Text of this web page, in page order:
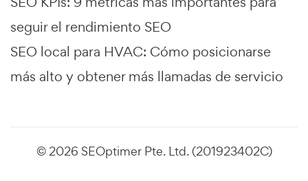
seguir el rendimiento SEO
SEO local para HVAC: Cómo posicionarse
más alto y obtener más llamadas de servicio
© 2026 SEOptimer Pte. Ltd. (201923402C)